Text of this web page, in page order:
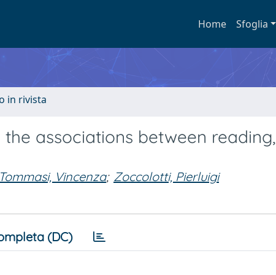
Home Sfoglia
in rivista
associations between reading,
Tommasi, Vincenza; Zoccolotti, Pierluigi
(DC)